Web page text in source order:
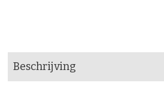
Beschrijving